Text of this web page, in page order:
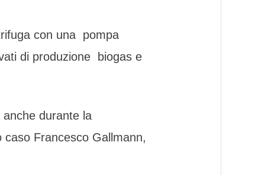
con una pompa
di produzione biogas e
durante la
caso Francesco Gallmann,